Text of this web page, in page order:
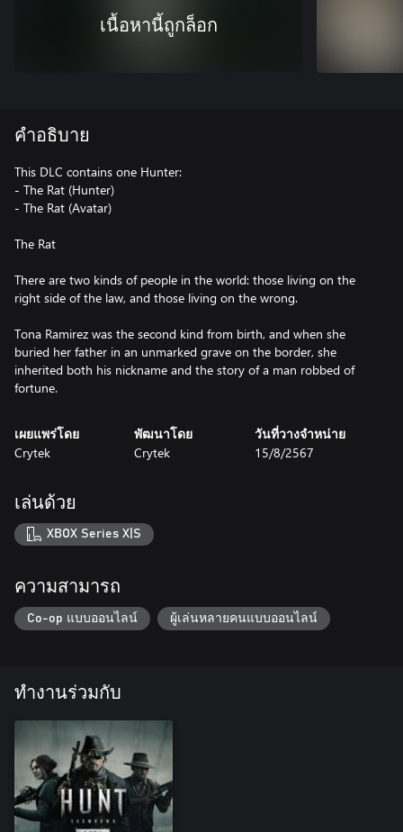
เนื้อหานี้ถูกล็อก
คำอธิบาย
This DLC contains one Hunter:
- The Rat (Hunter)
- The Rat (Avatar)
The Rat
There are two kinds of people in the world: those living on the
right side of the law, and those living on the wrong.
Tona Ramirez was the second kind from birth, and when she
buried her father in an unmarked grave on the border, she
inherited both his nickname and the story of a man robbed of
fortune.
เผยแพร่โดย
Crytek
พัฒนาโดย
Crytek
วันที่วางจำหน่าย
15/8/2567
เล่นด้วย
XBOX Series X|S
ความสามารถ
Co-op แบบออนไลน์ ผู้เล่นหลายคนแบบออนไลน์
ทำงานร่วมกับ